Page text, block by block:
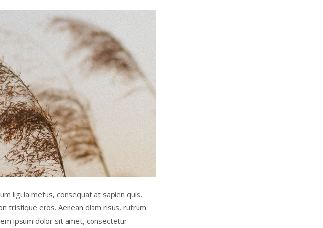
ligula metus, consequat at sapien quis,
tristique eros. Aenean diam risus, rutrum
ipsum dolor sit amet, consectetur